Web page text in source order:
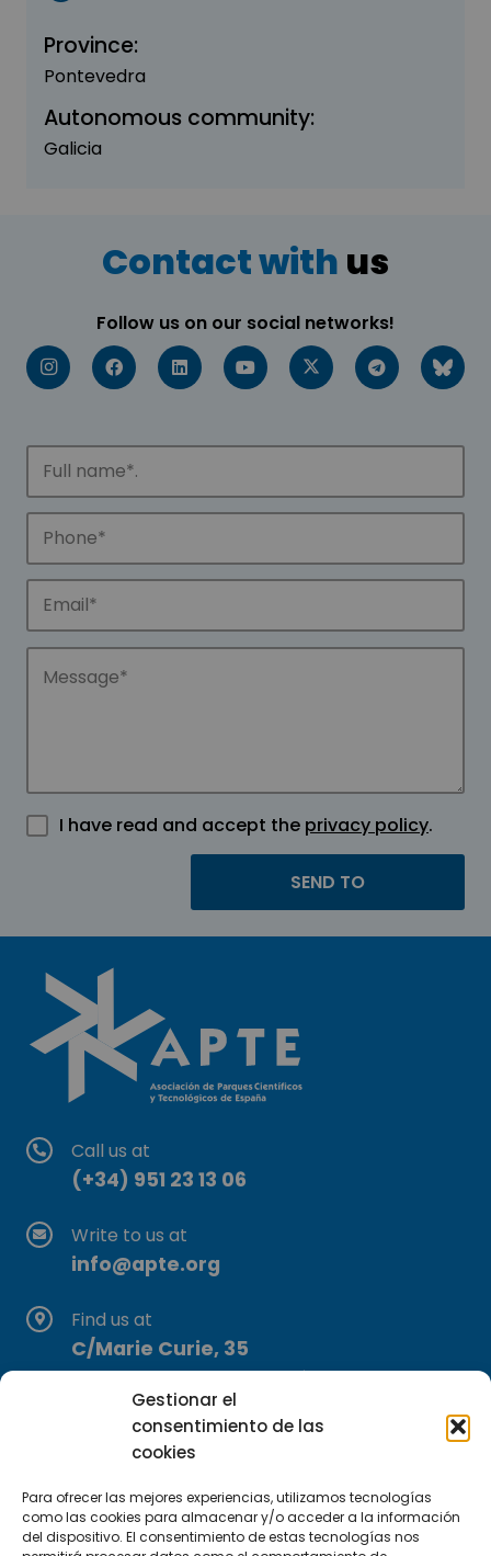
Gestionar el
consentimiento de las
cookies
Para ofrecer las mejores experiencias, utilizamos tecnologías
como las cookies para almacenar y/o acceder a la información
del dispositivo. El consentimiento de estas tecnologías nos
Province:
Pontevedra
Autonomous community:
Galicia
Contact with us
Follow us on our social networks!
I have read and accept the privacy policy.
Call us at
(+34) 951 23 13 06
Write to us at
info@apte.org
Find us at
C/Marie Curie, 35
29590 Campanillas, Málaga